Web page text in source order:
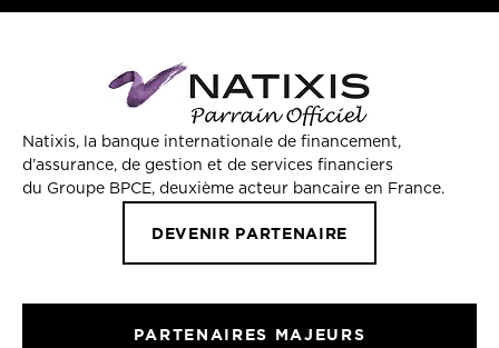
Natixis, la banque internationale de financement,
d’assurance, de gestion et de services financiers
du Groupe BPCE, deuxième acteur bancaire en France.
DEVENIR PARTENAIRE
PARTENAIRES MAJEURS